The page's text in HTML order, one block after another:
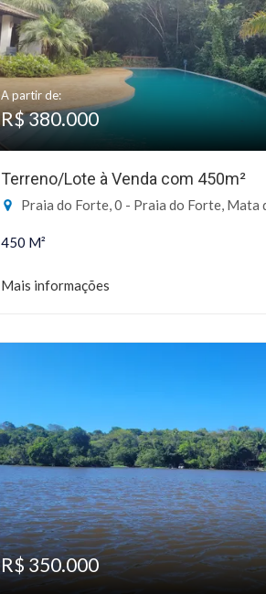
A partir de:
R$ 380.000
Terreno/Lote à Venda com 450m²
Praia do Forte, 0 - Praia do Forte, Mata de
450 M²
Mais informações
R$ 350.000